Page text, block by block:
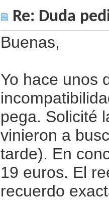
Re: Duda
Buenas,
Yo hace unos
pega. Solicité
vinieron a
tarde). En
19 euros. El
recuerdo